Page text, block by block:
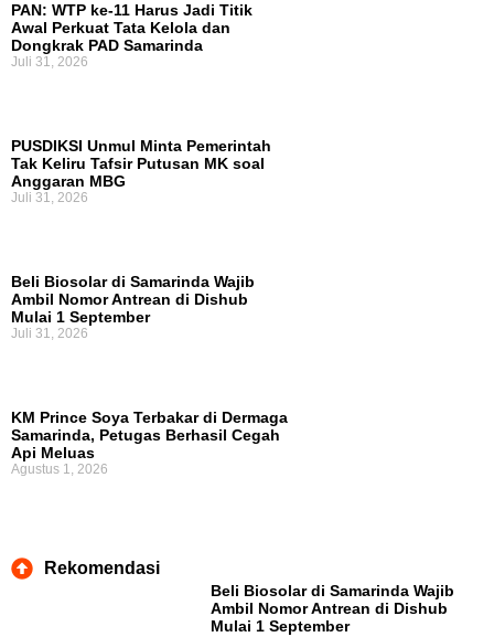
PAN: WTP ke-11 Harus Jadi Titik
Awal Perkuat Tata Kelola dan
Dongkrak PAD Samarinda
Juli 31, 2026
PUSDIKSI Unmul Minta Pemerintah
Tak Keliru Tafsir Putusan MK soal
Anggaran MBG
Juli 31, 2026
Beli Biosolar di Samarinda Wajib
Ambil Nomor Antrean di Dishub
Mulai 1 September
Juli 31, 2026
KM Prince Soya Terbakar di Dermaga
Samarinda, Petugas Berhasil Cegah
Api Meluas
Agustus 1, 2026
Rekomendasi
Beli Biosolar di Samarinda Wajib
Ambil Nomor Antrean di Dishub
Mulai 1 September